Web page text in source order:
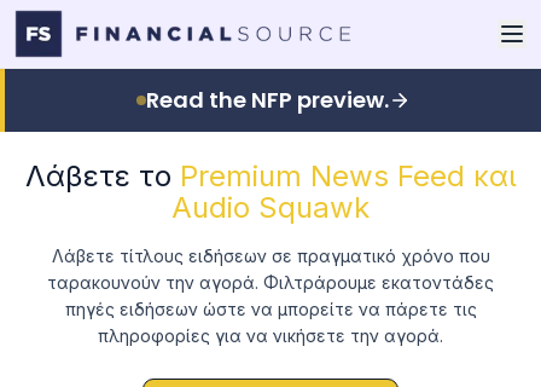
Read the NFP preview.
Λάβετε το Premium News Feed και
Audio Squawk
Λάβετε τίτλους ειδήσεων σε πραγματικό χρόνο που
ταρακουνούν την αγορά. Φιλτράρουμε εκατοντάδες
πηγές ειδήσεων ώστε να μπορείτε να πάρετε τις
πληροφορίες για να νικήσετε την αγορά.